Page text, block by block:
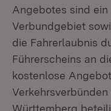
Angebotes sind
Verbundgebiet
die Fahrerlaubnis
Führerscheins an
kostenlose
Württemberg